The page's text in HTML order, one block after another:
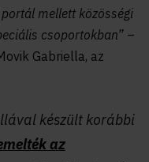
mellett közösségi
csoportokban” –
Gabriella, az
készült korábbi
az